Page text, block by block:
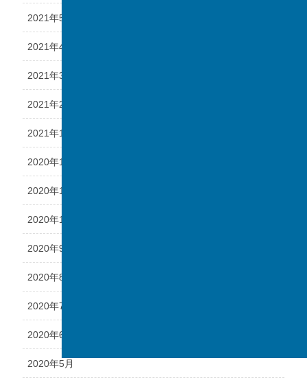
2021年5月
2021年4月
2021年3月
2021年2月
2021年1月
2020年12月
2020年11月
2020年10月
2020年9月
2020年8月
2020年7月
2020年6月
2020年5月